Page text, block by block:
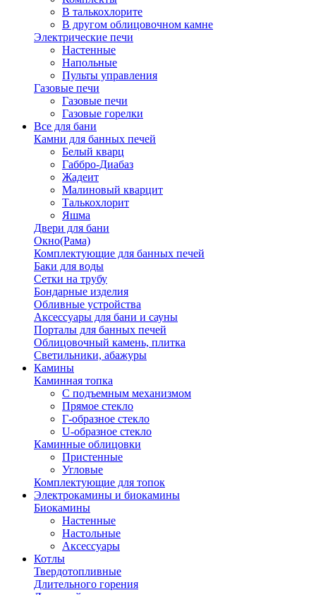
В талькохлорите
В другом облицовочном камне
Электрические печи
Настенные
Напольные
Пульты управления
Газовые печи
Газовые печи
Газовые горелки
Все для бани
Камни для банных печей
Белый кварц
Габбро-Диабаз
Жадеит
Малиновый кварцит
Талькохлорит
Яшма
Двери для бани
Окно(Рама)
Комплектующие для банных печей
Баки для воды
Сетки на трубу
Бондарные изделия
Обливные устройства
Аксессуары для бани и сауны
Порталы для банных печей
Облицовочный камень, плитка
Светильники, абажуры
Камины
Каминная топка
С подъемным механизмом
Прямое стекло
Г-образное стекло
U-образное стекло
Каминные облицовки
Пристенные
Угловые
Комплектующие для топок
Электрокамины и биокамины
Биокамины
Настенные
Настольные
Аксессуары
Котлы
Твердотопливные
Длительного горения